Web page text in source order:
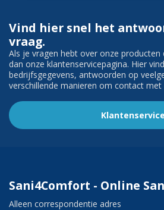
Vind hier snel het
vraag.
Als je vragen hebt over onze
dan onze klantenservicepagina. Hier
bedrijfsgegevens, antwoorden op
verschillende manieren om contact
Klantenservice
Sani4Comfort - Online
Alleen correspondentie adres